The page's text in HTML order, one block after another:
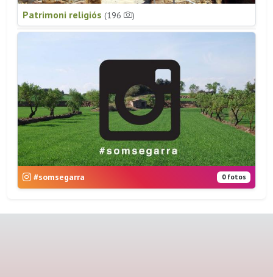
Patrimoni religiós (196 )
#somsegarra 0 fotos